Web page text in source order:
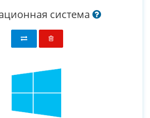
система